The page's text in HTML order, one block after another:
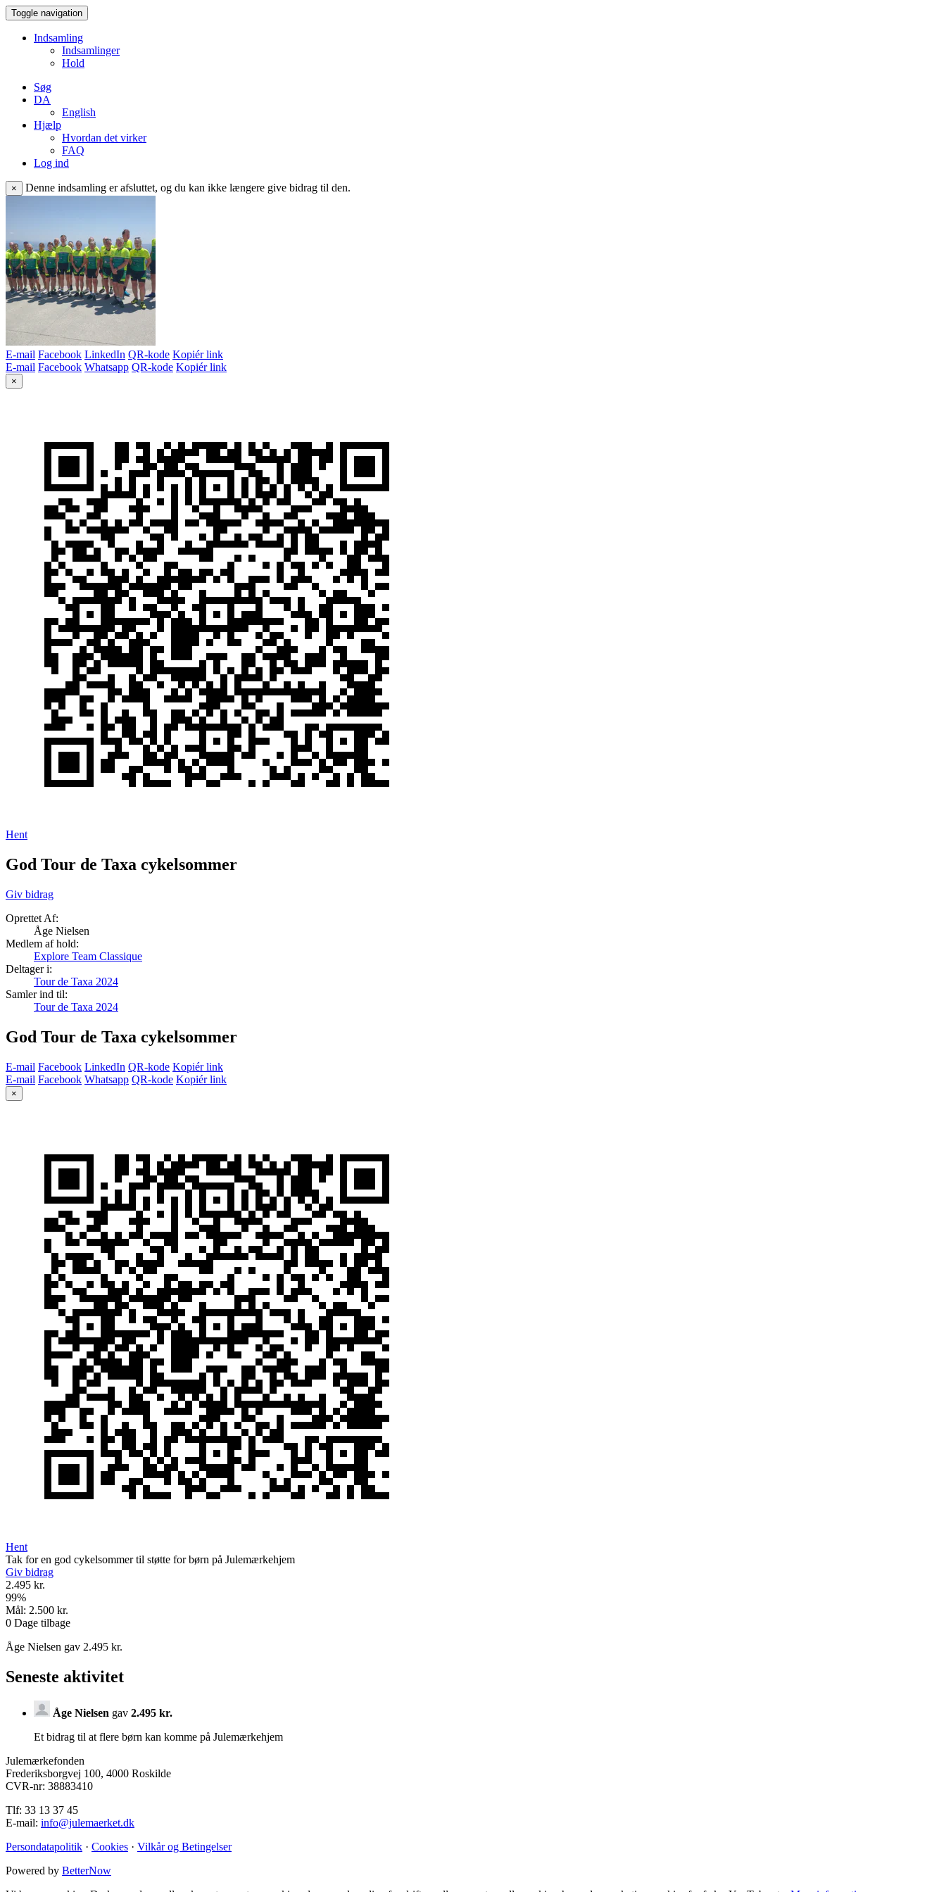
Toggle navigation
Indsamling
Indsamlinger
Hold
Søg
DA
English
Hjælp
Hvordan det virker
FAQ
Log ind
× Denne indsamling er afsluttet, og du kan ikke længere give bidrag til den.
E-mail Facebook LinkedIn QR-kode Kopiér link
E-mail Facebook Whatsapp QR-kode Kopiér link
×
Hent
God Tour de Taxa cykelsommer
Giv bidrag
Oprettet Af:
Åge Nielsen
Medlem af hold:
Explore Team Classique
Deltager i:
Tour de Taxa 2024
Samler ind til:
Tour de Taxa 2024
God Tour de Taxa cykelsommer
E-mail Facebook LinkedIn QR-kode Kopiér link
E-mail Facebook Whatsapp QR-kode Kopiér link
×
Hent
Tak for en god cykelsommer til støtte for børn på Julemærkehjem
Giv bidrag
2.495 kr.
99%
Mål: 2.500 kr.
0 Dage tilbage
Åge Nielsen gav 2.495 kr.
Seneste aktivitet
Åge Nielsen gav 2.495 kr.
Et bidrag til at flere børn kan komme på Julemærkehjem
Julemærkefonden
Frederiksborgvej 100, 4000 Roskilde
CVR-nr: 38883410
Tlf: 33 13 37 45
E-mail: info@julemaerket.dk
Persondatapolitik · Cookies · Vilkår og Betingelser
Powered by BetterNow